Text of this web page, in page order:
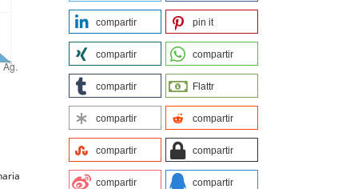
compartir pin it
compartir compartir
compartir Flattr
compartir compartir
compartir compartir
compartir compartir